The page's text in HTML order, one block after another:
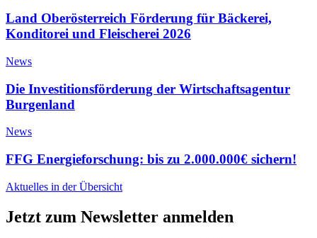
Land Oberösterreich Förderung für Bäckerei,
Konditorei und Fleischerei 2026
News
Die Investitionsförderung der Wirtschaftsagentur
Burgenland
News
FFG Energieforschung: bis zu 2.000.000€ sichern!
Aktuelles in der Übersicht
Jetzt zum Newsletter anmelden